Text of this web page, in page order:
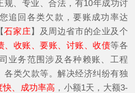
规、专业、合法，有10年成功讨
追回各类欠款，要账成功率达
石家庄 】及周边省市的企业及个
、收账、要账、讨账、收债等各
业务范围涉及各种赖账、工程
各类欠款等。解决经济纠纷有独
快、成功率高 ，小额1天，大额3-